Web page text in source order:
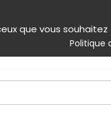
que vous
Politique
Produits & services